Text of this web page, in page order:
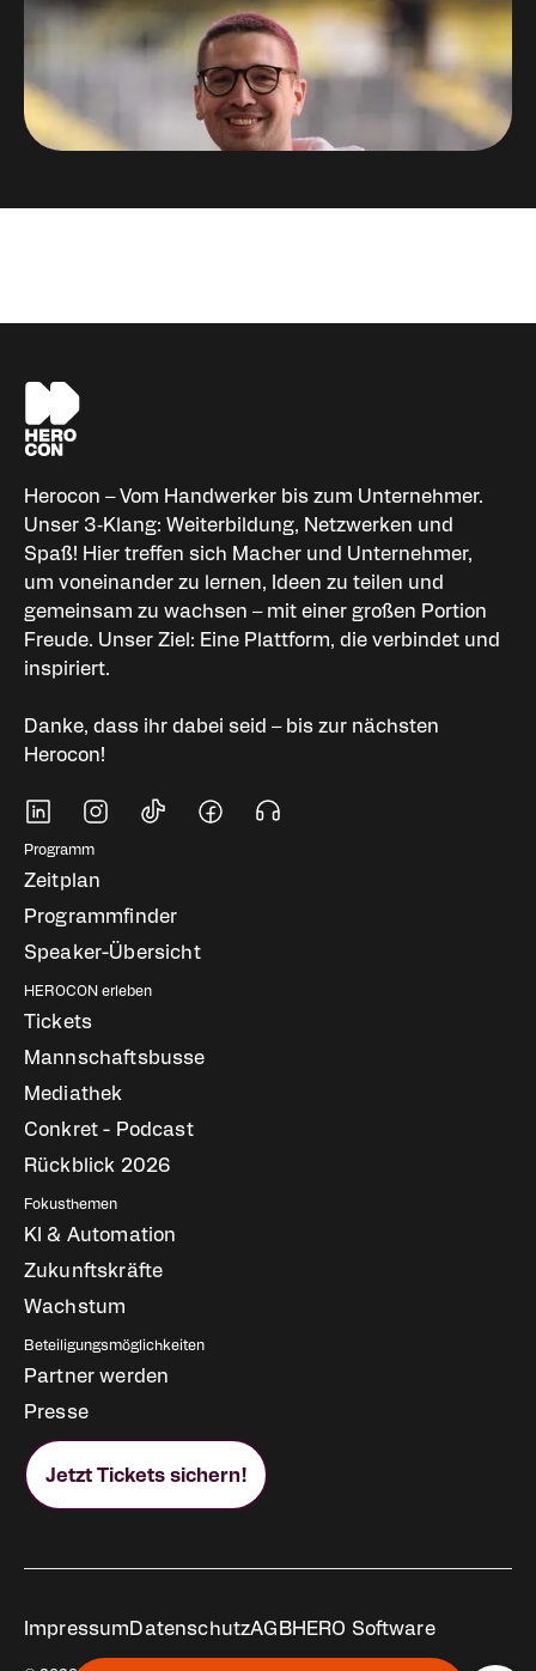
Niklas Palm
Herocon – Vom Handwerker bis zum Unternehmer.
Unser 3‑Klang: Weiterbildung, Netzwerken und
Spaß! Hier treffen sich Macher und Unternehmer,
um voneinander zu lernen, Ideen zu teilen und
gemeinsam zu wachsen – mit einer großen Portion
Freude. Unser Ziel: Eine Plattform, die verbindet und
inspiriert.
Danke, dass ihr dabei seid – bis zur nächsten
Herocon!
Soziale Medien
Fußbereich
Programm
Zeitplan
Programmfinder
Speaker-Übersicht
HEROCON erleben
Tickets
Mannschaftsbusse
Mediathek
Conkret - Podcast
Rückblick 2026
Fokusthemen
KI & Automation
Zukunftskräfte
Wachstum
Beteiligungsmöglichkeiten
Partner werden
Presse
Jetzt Tickets sichern!
Rechtliches
ImpressumDatenschutzAGBHERO Software